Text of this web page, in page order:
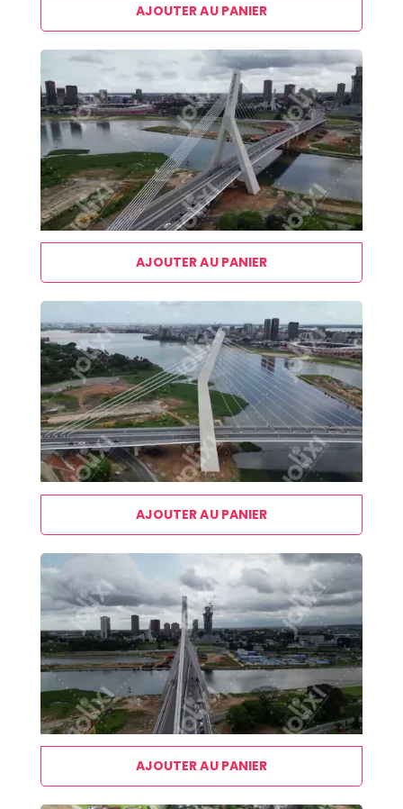
AJOUTER AU PANIER
AJOUTER AU PANIER
AJOUTER AU PANIER
AJOUTER AU PANIER